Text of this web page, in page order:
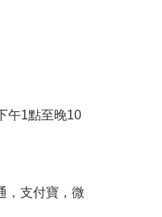
午1點至晚10
，支付寶，微